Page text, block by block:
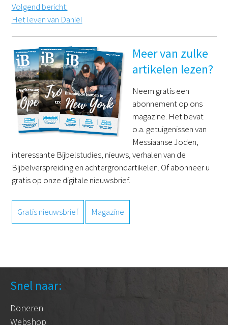
Volgend bericht:
Het leven van Daniël
Meer van zulke
artikelen lezen?
Neem gratis een
abonnement op ons
magazine. Het bevat
o.a. getuigenissen van
Messiaanse Joden,
interessante Bijbelstudies, nieuws, verhalen van de
Bijbelverspreiding en achtergrondartikelen. Of abonneer u
gratis op onze digitale nieuwsbrief.
Gratis nieuwsbrief Magazine
Snel naar:
Doneren
Webshop